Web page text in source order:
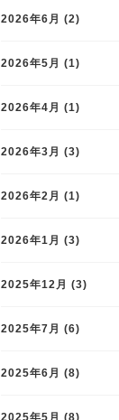
2026年6月 (2)
2026年5月 (1)
2026年4月 (1)
2026年3月 (3)
2026年2月 (1)
2026年1月 (3)
2025年12月 (3)
2025年7月 (6)
2025年6月 (8)
2025年5月 (8)